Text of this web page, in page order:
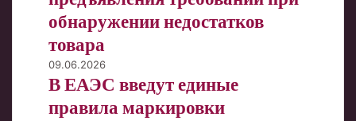
сроки
предъявления
требований
обнаружении
недостатков
товара
обнаружении недостатков
товара
В
ЕАЭС
единые
09.06.2026
В ЕАЭС введут единые
правила маркировки